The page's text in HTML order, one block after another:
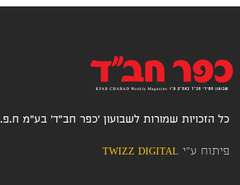
כל הזכויות שמורות לשבועון 'כפר חב"ד' בע"מ ח.פ. 514899038
פיתוח ע"י TWIZZ DIGITAL